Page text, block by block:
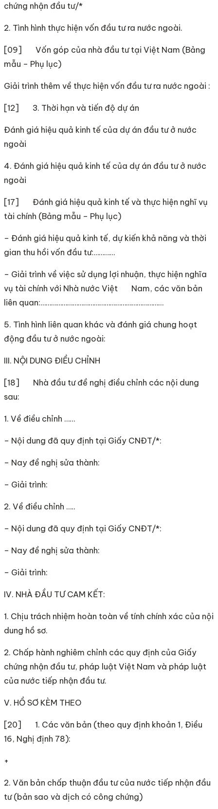
chứng nhận đầu tư/*
2. Tình hình thực hiện vốn đầu tư ra nước ngoài.
[09] Vốn góp của nhà đầu tư tại Việt Nam (Bảng
mẫu – Phụ lục)
Giải trình thêm về thực hiện vốn đầu tư ra nước ngoài :
[12] 3. Thời hạn và tiến độ dự án
Đánh giá hiệu quả kinh tế của dự án đầu tư ở nước
ngoài
4. Đánh giá hiệu quả kinh tế của dự án đầu tư ở nước
ngoài
[17] Đánh giá hiệu quả kinh tế và thực hiện nghĩ vụ
tài chính (Bảng mẫu – Phụ lục)
– Đánh giá hiệu quả kinh tế, dự kiến khả năng và thời
gian thu hồi vốn đầu tư:…………
– Giải trình về việc sử dụng lợi nhuận, thực hiện nghĩa
vụ tài chính với Nhà nước Việt Nam, các văn bản
liên quan:……………………………………………………………
5. Tình hình liên quan khác và đánh giá chung hoạt
động đầu tư ở nước ngoài:
III. NỘI DUNG ĐIỀU CHỈNH
[18] Nhà đầu tư đề nghị điều chỉnh các nội dung
sau:
1. Về điều chỉnh ……
– Nội dung đã quy định tại Giấy CNĐT/*:
– Nay đề nghị sửa thành:
– Giải trình:
2. Về điều chỉnh …..
– Nội dung đã quy định tại Giấy CNĐT/*:
– Nay đề nghị sửa thành:
– Giải trình:
IV. NHÀ ĐẦU TƯ CAM KẾT:
1. Chịu trách nhiệm hoàn toàn về tính chính xác của nội
dung hồ sơ.
2. Chấp hành nghiêm chỉnh các quy định của Giấy
chứng nhận đầu tư, pháp luật Việt Nam và pháp luật
của nước tiếp nhận đầu tư.
V. HỒ SƠ KÈM THEO
[20] 1. Các văn bản (theo quy định khoản 1, Điều
16, Nghị định 78):
+
2. Văn bản chấp thuận đầu tư của nước tiếp nhận đầu
tư (bản sao và dịch có công chứng)